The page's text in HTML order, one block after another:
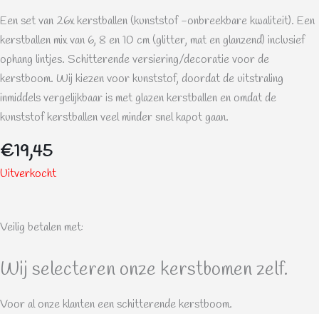
Een set van 26x kerstballen (kunststof -onbreekbare kwaliteit). Een
kerstballen mix van 6, 8 en 10 cm (glitter, mat en glanzend) inclusief
ophang lintjes. Schitterende versiering/decoratie voor de
kerstboom. Wij kiezen voor kunststof, doordat de uitstraling
inmiddels vergelijkbaar is met glazen kerstballen en omdat de
kunststof kerstballen veel minder snel kapot gaan.
€19,45
Uitverkocht
Veilig betalen met:
Wij selecteren onze kerstbomen zelf.
Voor al onze klanten een schitterende kerstboom.